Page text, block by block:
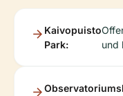
Kaivopuisto
Park:
und